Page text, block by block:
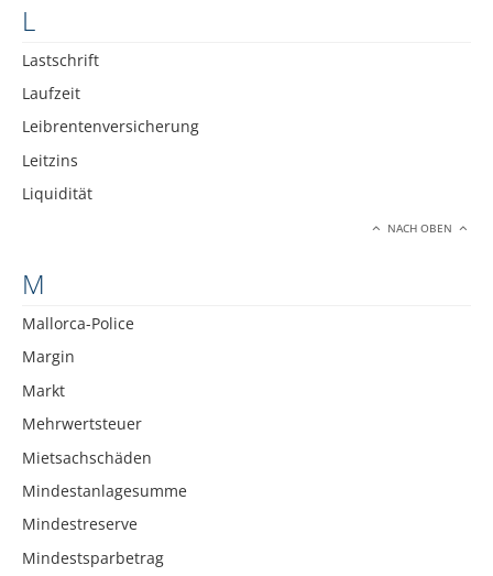
L
Lastschrift
Laufzeit
Leibrentenversicherung
Leitzins
Liquidität
NACH OBEN
M
Mallorca-Police
Margin
Markt
Mehrwertsteuer
Mietsachschäden
Mindestanlagesumme
Mindestreserve
Mindestsparbetrag